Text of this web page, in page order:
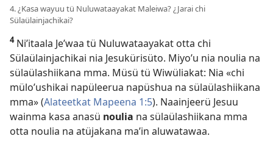
4. ¿Kasa wayuu tü Nuluwataayakat Maleiwa? ¿Jarai chi
Sülaülainjachikai?
4Niʼitaala Jeʼwaa tü Nuluwataayakat otta chi
Sülaülainjachikai nia Jesukürisüto. Miyoʼu nia noulia na
sülaülashiikana mma. Müsü tü Wiwüliakat: Nia «chi
müloʼushikai napüleerua napüshua na sülaülashiikana
mma» (Alateetkat Mapeena 1:5). Naainjeerü Jesuu
wainma kasa anasü noulia na sülaülashiikana mma
otta noulia na atüjakana maʼin aluwatawaa.